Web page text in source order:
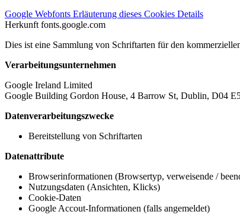
Google Webfonts Erläuterung dieses Cookies Details
Herkunft fonts.google.com
Dies ist eine Sammlung von Schriftarten für den
Verarbeitungsunternehmen
Google Ireland Limited
Google Building Gordon House, 4 Barrow St, Dublin, D04
Datenverarbeitungszwecke
Bereitstellung von Schriftarten
Datenattribute
Browserinformationen (Browsertyp, verweisende /
Nutzungsdaten (Ansichten, Klicks)
Cookie-Daten
Google Accout-Informationen (falls angemeldet)